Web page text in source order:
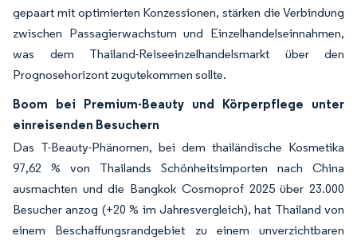
gepaart mit optimierten Konzessionen, stärken die Verbindung
zwischen Passagierwachstum und Einzelhandelseinnahmen,
was dem Thailand-Reiseeinzelhandelsmarkt über den
Prognosehorizont zugutekommen sollte.
Boom bei Premium-Beauty und Körperpflege unter
einreisenden Besuchern
Das T-Beauty-Phänomen, bei dem thailändische Kosmetika
97,62 % von Thailands Schönheitsimporten nach China
ausmachten und die Bangkok Cosmoprof 2025 über 23.000
Besucher anzog (+20 % im Jahresvergleich), hat Thailand von
einem Beschaffungsrandgebiet zu einem unverzichtbaren